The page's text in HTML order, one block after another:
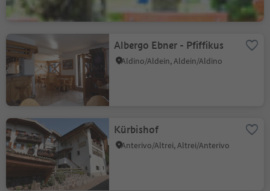
Albergo Ebner - Pfiffikus
Aldino/Aldein, Aldein/Aldino
Kürbishof
Anterivo/Altrei, Altrei/Anterivo